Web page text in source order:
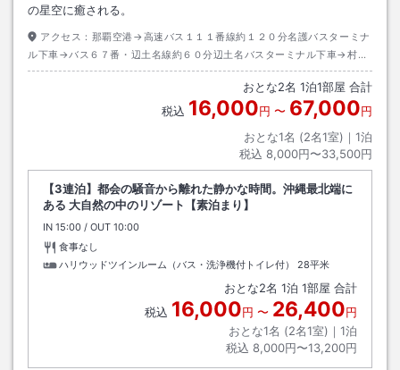
の星空に癒される。
アクセス： 那覇空港→高速バス１１１番線約１２０分名護バスターミナ
ル下車→バス６７番・辺土名線約６０分辺土名バスターミナル下車→村営
バス東線安波行き約３０分安田下車→徒歩約３５分またはタクシー約３分
おとな2名 1泊1部屋 合計
税込 16,000円 〜 67,000円
おとな1名 (2名1室)｜ 1泊
税込 8,000円〜33,500円
【3連泊】都会の騒音から離れた静かな時間。沖縄最北端に
ある 大自然の中のリゾート【素泊まり】
IN チェックイン
15:00 / OUT チェックアウト
10:00
食事なし
ハリウッドツインルーム（バス・洗浄機付トイレ付）
28平米
おとな2名 1泊 1部屋 合計
税込 16,000円 〜 26,400円
おとな1名 (2名1室)｜ 1泊
税込 8,000円〜13,200円